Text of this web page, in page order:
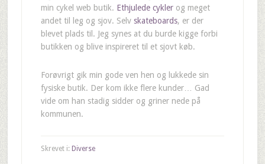
min cykel web butik. Ethjulede cyklerog meget
andet til leg og sjov. Selv skateboards, er der
blevet plads til. Jeg synes at du burde kigge forbi
butikken og blive inspireret til et sjovt køb.
Forøvrigt gik min gode ven hen og lukkede sin
fysiske butik. Der kom ikke flere kunder… Gad
vide om han stadig sidder og griner nede på
kommunen.
Skrevet i: Diverse